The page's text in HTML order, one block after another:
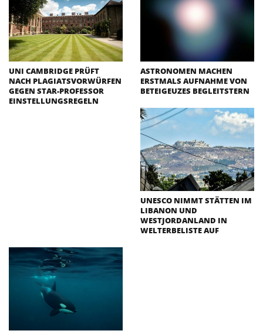
UNI CAMBRIDGE PRÜFT
NACH PLAGIATSVORWÜRFEN
GEGEN STAR-PROFESSOR
EINSTELLUNGSREGELN
ASTRONOMEN MACHEN
ERSTMALS AUFNAHME VON
BETEIGEUZES BEGLEITSTERN
UNESCO NIMMT STÄTTEN IM
LIBANON UND
WESTJORDANLAND IN
WELTERBELISTE AUF